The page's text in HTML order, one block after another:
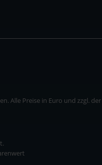
Alle Preise in Euro und zzgl.